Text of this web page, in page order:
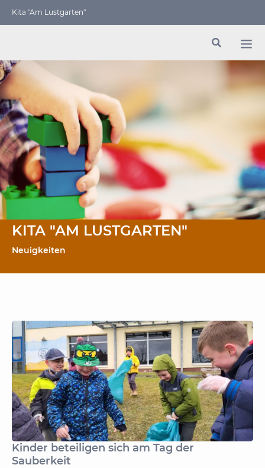
Kita "Am Lustgarten"
KITA "AM LUSTGARTEN"
Neuigkeiten
Kinder beteiligen sich am Tag der
Sauberkeit